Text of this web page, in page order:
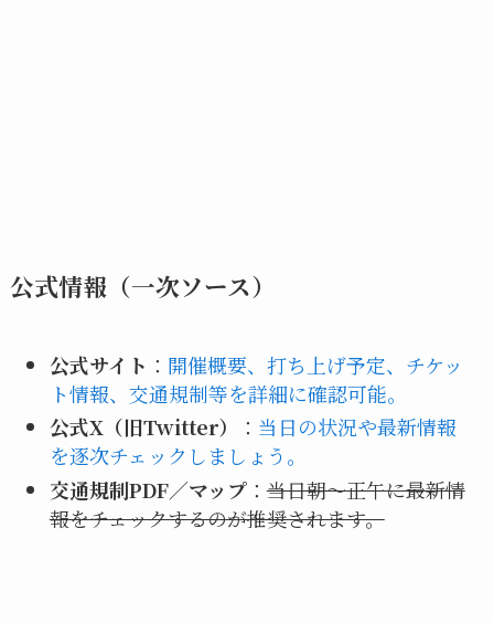
公式情報（一次ソース）
公式サイト ： 開催概要、打ち上げ予定、チケッ
ト情報、交通規制等を詳細に確認可能。
公式X（旧Twitter）
： 当日の状況や最新情報
を逐次チェックしましょう。
交通規制PDF／マップ：当日朝〜正午に最新情
報をチェックするのが推奨されます。